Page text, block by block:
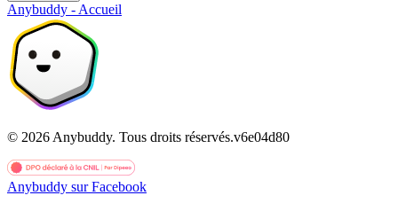
Anybuddy - Accueil
© 2026 Anybuddy. Tous droits réservés.v6e04d80
Anybuddy sur Facebook